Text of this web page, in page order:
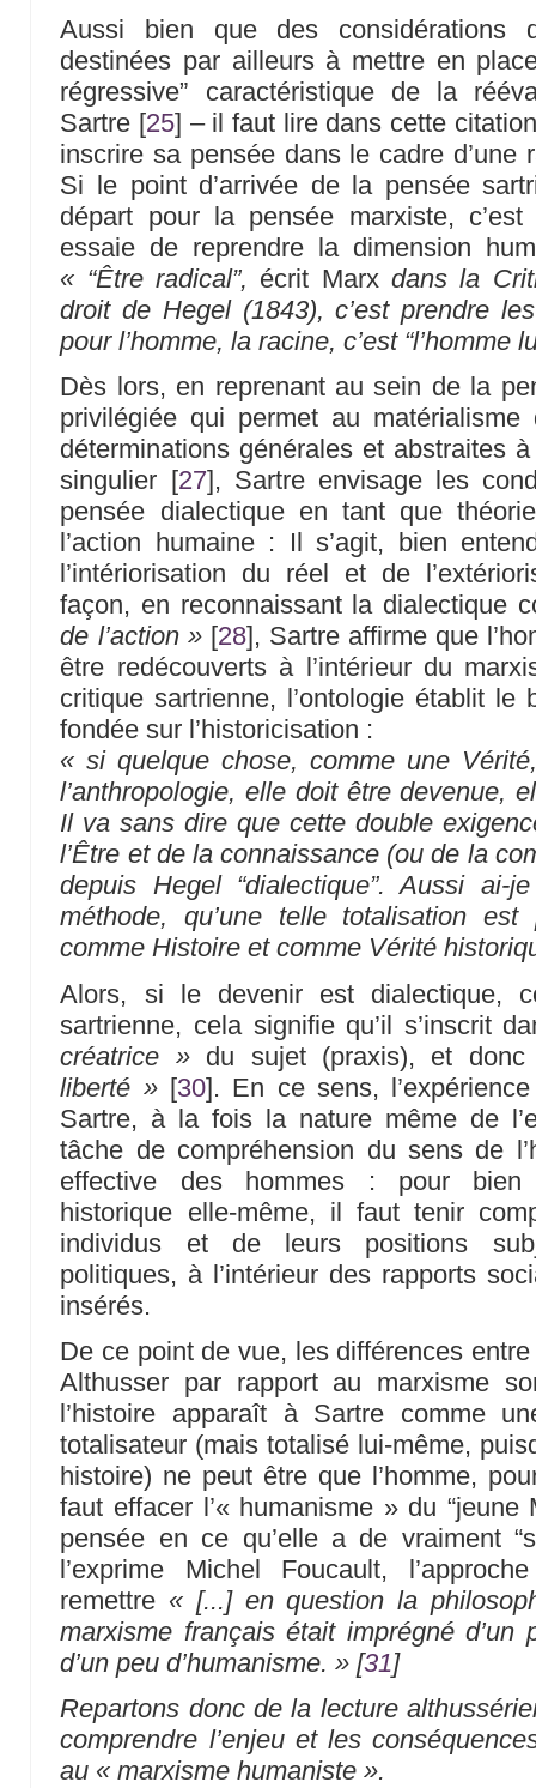
Aussi bien que des considérations
destinées par ailleurs à mettre en
régressive” caractéristique de la
Sartre [25] – il faut lire dans cette
inscrire sa pensée dans le cadre d’une
Si le point d’arrivée de la pensée
départ pour la pensée marxiste, c’est
essaie de reprendre la dimension
« “Être radical”, écrit Marxdans la
droit de Hegel (1843), c’est prendre
pour l’homme, la racine, c’est “l’homme
Dès lors, en reprenant au sein de la
privilégiée qui permet au
déterminations générales et abstraites
singulier [27] , Sartre envisage les
pensée dialectique en tant que
l’action humaine : Il s’agit, bien
l’intériorisation du réel et de
façon, en reconnaissant la dialectique
de l’action »[28] , Sartre affirme que
être redécouverts à l’intérieur du
critique sartrienne, l’ontologie établit le
fondée sur l’historicisation :
« si quelque chose, comme une
l’anthropologie, elle doit être devenue,
Il va sans dire que cette double
l’Être et de la connaissance (ou de la
depuis Hegel “dialectique”. Aussi ai-
méthode, qu’une telle totalisation est
comme Histoire et comme Vérité
Alors, si le devenir est dialectique,
sartrienne, cela signifie qu’il s’inscrit
créatrice »du sujet (praxis), et
liberté »[30]. En ce sens,
Sartre, à la fois la nature même de
tâche de compréhension du sens de
effective des hommes : pour bien
historique elle-même, il faut tenir
individus et de leurs positions
politiques, à l’intérieur des rapports
insérés.
De ce point de vue, les différences
Althusser par rapport au marxisme
l’histoire apparaît à Sartre comme
totalisateur (mais totalisé lui-même,
histoire) ne peut être que l’homme,
faut effacer l’« humanisme » du “jeune
pensée en ce qu’elle a de vraiment
l’exprime Michel Foucault,
remettre « [...] en question la
marxisme français était imprégné d’un
d’un peu d’humanisme. » [31]
Repartons donc de la lecture
comprendre l’enjeu et les
au « marxisme humaniste ».